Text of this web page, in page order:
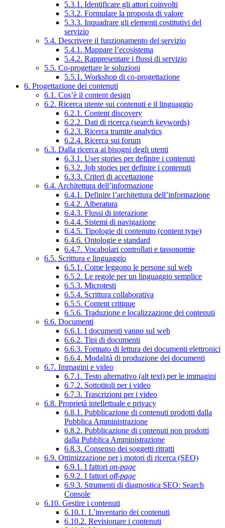
5.3.1. Identificare gli attori coinvolti
5.3.2. Formulare la proposta di valore
5.3.3. Inquadrare gli elementi costitutivi del
servizio
5.4. Descrivere il funzionamento del servizio
5.4.1. Mappare l’ecosistema
5.4.2. Rappresentare i flussi di servizio
5.5. Co-progettare le soluzioni
5.5.1. Workshop di co-progettazione
6. Progettazione dei contenuti
6.1. Cos’è il content design
6.2. Ricerca utente sui contenuti e il linguaggio
6.2.1. Content discovery
6.2.2. Dati di ricerca (search keywords)
6.2.3. Ricerca tramite analytics
6.2.4. Ricerca sui forum
6.3. Dalla ricerca ai bisogni degli utenti
6.3.1. User stories per definire i contenuti
6.3.2. Job stories per definire i contenuti
6.3.3. Criteri di accettazione
6.4. Architettura dell’informazione
6.4.1. Definire l’architettura dell’informazione
6.4.2. Alberatura
6.4.3. Flussi di interazione
6.4.4. Sistemi di navigazione
6.4.5. Tipologie di contenuto (content type)
6.4.6. Ontologie e standard
6.4.7. Vocabolari controllati e tassonomie
6.5. Scrittura e linguaggio
6.5.1. Come leggono le persone sul web
6.5.2. Le regole per un linguaggio semplice
6.5.3. Microtesti
6.5.4. Scrittura collaborativa
6.5.5. Content critique
6.5.6. Traduzione e localizzazione dei contenuti
6.6. Documenti
6.6.1. I documenti vanno sul web
6.6.2. Tipi di documenti
6.6.3. Formato di lettura dei documenti elettronici
6.6.4. Modalità di produzione dei documenti
6.7. Immagini e video
6.7.1. Testo alternativo (alt text) per le immagini
6.7.2. Sottotitoli per i video
6.7.3. Trascrizioni per i video
6.8. Proprietà intellettuale e privacy
6.8.1. Pubblicazione di contenuti prodotti dalla
Pubblica Amministrazione
6.8.2. Pubblicazione di contenuti non prodotti
dalla Pubblica Amministrazione
6.8.3. Consenso dei soggetti ritratti
6.9. Ottimizzazione per i motori di ricerca (SEO)
6.9.1. I fattori on-page
6.9.2. I fattori off-page
6.9.3. Strumenti di diagnostica SEO: Search
Console
6.10. Gestire i contenuti
6.10.1. L’inventario dei contenuti
6.10.2. Revisionare i contenuti